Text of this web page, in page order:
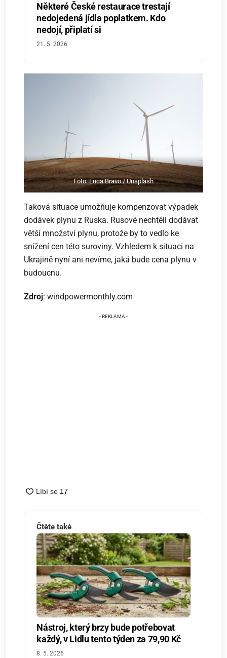
Některé České restaurace trestají
nedojedená jídla poplatkem. Kdo
nedojí, připlatí si
21. 5. 2026
Foto: Luca Bravo / Unsplash
Taková situace umožňuje kompenzovat výpadek
dodávek plynu z Ruska. Rusové nechtěli dodávat
větší množství plynu, protože by to vedlo ke
snížení cen této suroviny. Vzhledem k situaci na
Ukrajině nyní ani nevíme, jaká bude cena plynu v
budoucnu.
Zdroj: windpowermonthly.com
Čtěte také
Nástroj, který brzy bude potřebovat
každý, v Lidlu tento týden za 79,90 Kč
8. 5. 2026